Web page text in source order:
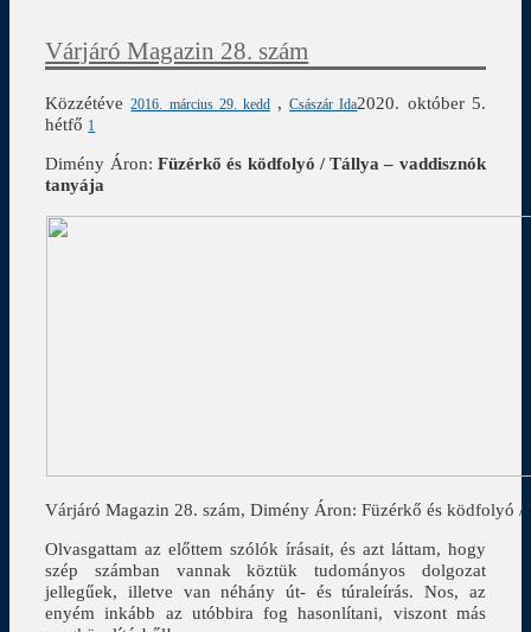
Várjáró Magazin 28. szám
Közzétéve2016. március 29. kedd ,Császár Ida2020. október 5.
hétfő 1
Dimény Áron: Füzérkő és ködfolyó / Tállya – vaddisznók
tanyája
Várjáró Magazin 28. szám, Dimény Áron: Füzérkő és ködfolyó
Olvasgattam az előttem szólók írásait, és azt láttam, hogy
szép számban vannak köztük tudományos dolgozat
jellegűek, illetve van néhány út- és túraleírás. Nos, az
enyém inkább az utóbbira fog hasonlítani, viszont más